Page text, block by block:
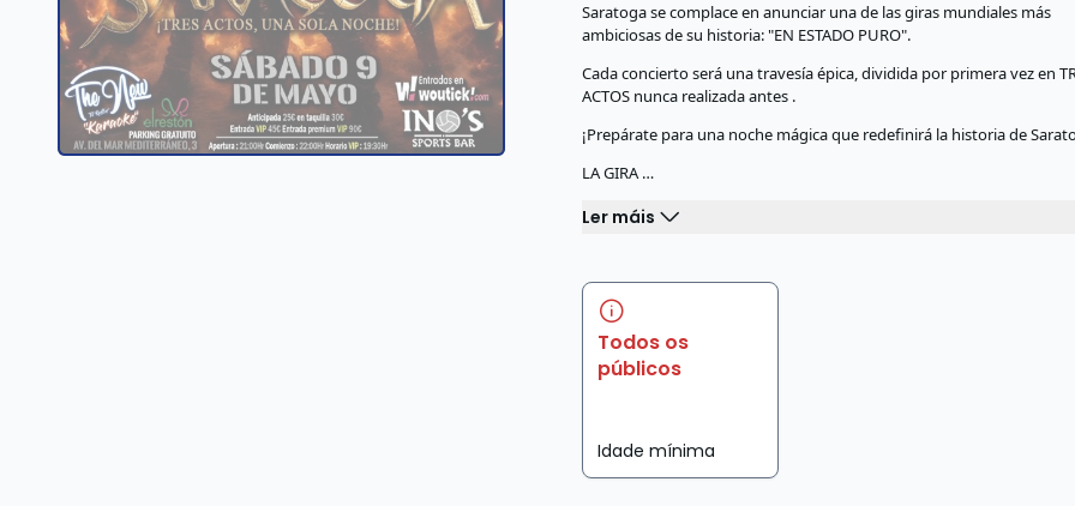
Saratoga se complace en anunciar una de las giras mundiales más
ambiciosas de su historia: "EN ESTADO PURO".
Cada concierto será una travesía épica, dividida por primera vez en
ACTOS nunca realizada antes .
¡Prepárate para una noche mágica que redefinirá la historia de
LA GIRA …
Ler máis
Todos os
públicos
Idade mínima